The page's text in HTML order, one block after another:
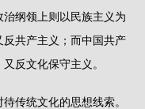
纲领上则以民族主义为
共产主义；而中国共产
反文化保守主义。
传统文化的思想线索。